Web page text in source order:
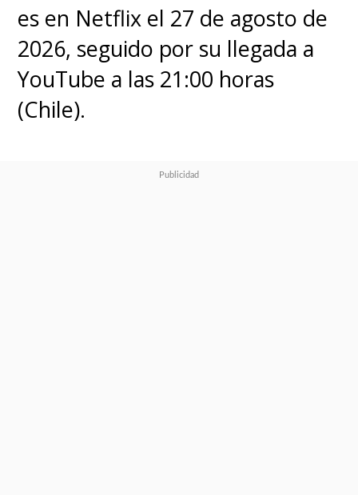
es en Netflix el 27 de agosto de
2026, seguido por su llegada a
YouTube a las 21:00 horas
(Chile).